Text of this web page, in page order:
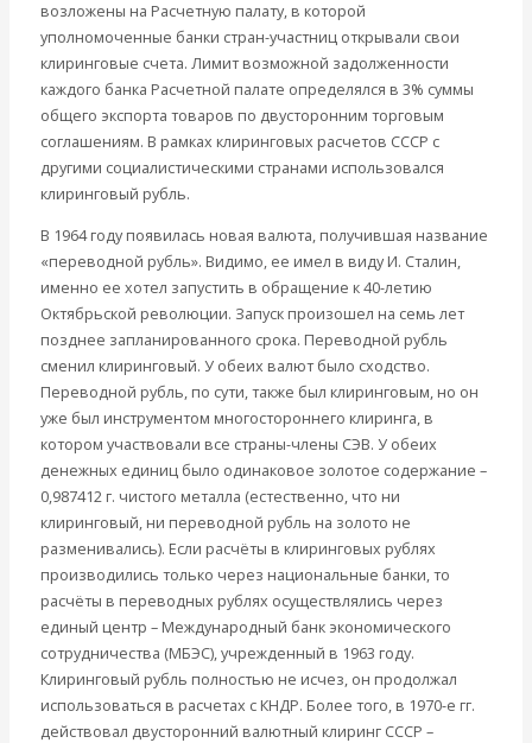
возложены на Расчетную палату, в которой
уполномоченные банки стран-участниц открывали свои
клиринговые счета. Лимит возможной задолженности
каждого банка Расчетной палате определялся в 3% суммы
общего экспорта товаров по двусторонним торговым
соглашениям. В рамках клиринговых расчетов СССР с
другими социалистическими странами использовался
клиринговый рубль.
В 1964 году появилась новая валюта, получившая название
«переводной рубль». Видимо, ее имел в виду И. Сталин,
именно ее хотел запустить в обращение к 40-летию
Октябрьской революции. Запуск произошел на семь лет
позднее запланированного срока. Переводной рубль
сменил клиринговый. У обеих валют было сходство.
Переводной рубль, по сути, также был клиринговым, но он
уже был инструментом многостороннего клиринга, в
котором участвовали все страны-члены СЭВ. У обеих
денежных единиц было одинаковое золотое содержание –
0,987412 г. чистого металла (естественно, что ни
клиринговый, ни переводной рубль на золото не
разменивались). Если расчёты в клиринговых рублях
производились только через национальные банки, то
расчёты в переводных рублях осуществлялись через
единый центр – Международный банк экономического
сотрудничества (МБЭС), учрежденный в 1963 году.
Клиринговый рубль полностью не исчез, он продолжал
использоваться в расчетах с КНДР. Более того, в 1970-е гг.
действовал двусторонний валютный клиринг СССР –